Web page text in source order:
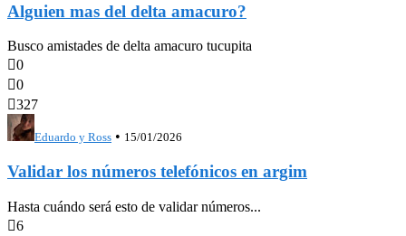
Alguien mas del delta amacuro?
Busco amistades de delta amacuro tucupita
0
0
327
Eduardo y Ross • 15/01/2026
Validar los números telefónicos en argim
Hasta cuándo será esto de validar números...
6